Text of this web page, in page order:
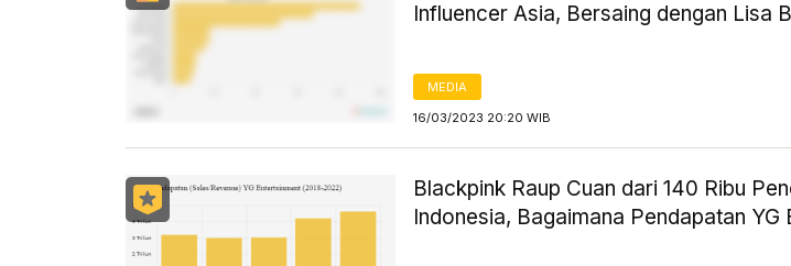
Influencer Asia, Bersaing dengan Lisa
MEDIA
16/03/2023 20:20 WIB
Blackpink Raup Cuan dari 140 Ribu
Indonesia, Bagaimana Pendapatan YG